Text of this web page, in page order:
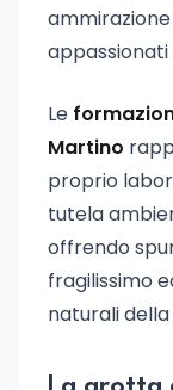
Le
Martino
proprio
tutela
offrendo
fragilissimo
naturali